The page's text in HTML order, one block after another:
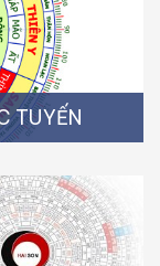
TUYẾN